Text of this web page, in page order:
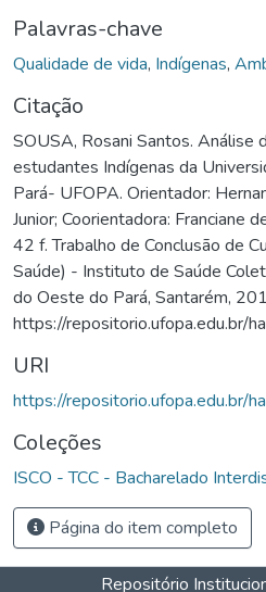
Palavras-chave
Qualidade de vida, Indígenas,
Citação
SOUSA, Rosani Santos. Análise
estudantes Indígenas da
Pará- UFOPA. Orientador:
Junior; Coorientadora: Franciane
42 f. Trabalho de Conclusão de
Saúde) - Instituto de Saúde
do Oeste do Pará, Santarém,
https://
URI
https://
Coleções
ISCO - TCC - Bacharelado
Página do item completo
Repositório